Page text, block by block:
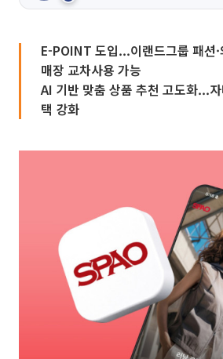
E-POINT 도입...이랜드그룹 패션·
매장 교차사용 가능
AI 기반 맞춤 상품 추천 고도화...
택 강화